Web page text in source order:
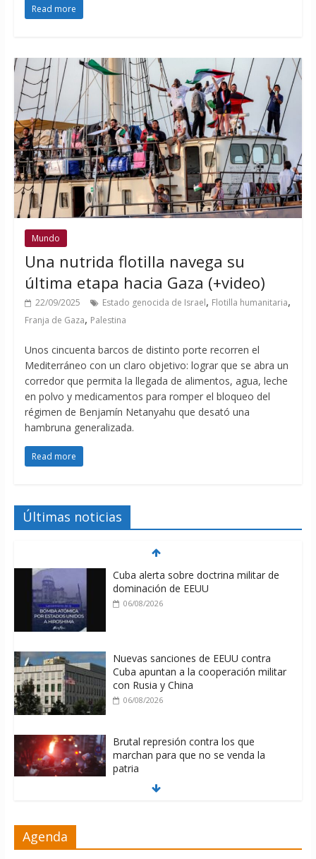
Read more
Mundo
Una nutrida flotilla navega su
última etapa hacia Gaza (+video)
22/09/2025 Estado genocida de Israel, Flotilla humanitaria,
Franja de Gaza, Palestina
Unos cincuenta barcos de distinto porte recorren el
Mediterráneo con un claro objetivo: lograr que se abra un
corredor que permita la llegada de alimentos, agua, leche
en polvo y medicamentos para romper el bloqueo del
régimen de Benjamín Netanyahu que desató una
hambruna generalizada.
Read more
Últimas noticias
Cuba alerta sobre doctrina militar de
dominación de EEUU
06/08/2026
Nuevas sanciones de EEUU contra
Cuba apuntan a la cooperación militar
con Rusia y China
06/08/2026
Brutal represión contra los que
marchan para que no se venda la
patria
06/08/2026
06/08/2026
Agenda